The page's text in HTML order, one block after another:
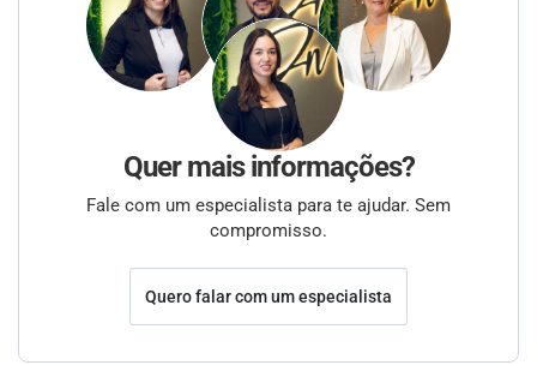
Quer mais informações?
Fale com um especialista para te ajudar. Sem
compromisso.
Quero falar com um especialista